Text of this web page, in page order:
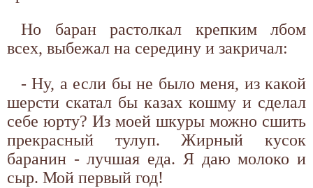
Но баран растолкал крепким лбом
всех, выбежал на середину и закричал:
- Ну, а если бы не было меня, из какой
шерсти скатал бы казах кошму и сделал
себе юрту? Из моей шкуры можно сшить
прекрасный тулуп. Жирный кусок
баранин - лучшая еда. Я даю молоко и
сыр. Мой первый год!